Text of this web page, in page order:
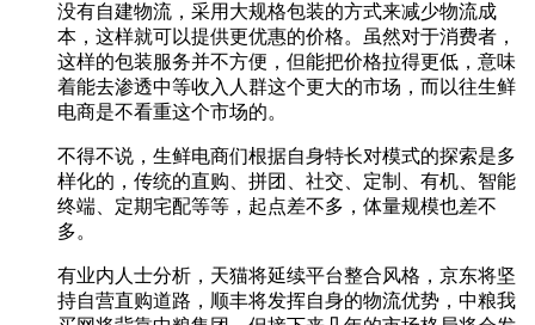
没有自建物流，采用大规格包装的方式来减少物流成
本，这样就可以提供更优惠的价格。虽然对于消费者，
这样的包装服务并不方便，但能把价格拉得更低，意味
着能去渗透中等收入人群这个更大的市场，而以往生鲜
电商是不看重这个市场的。
不得不说，生鲜电商们根据自身特长对模式的探索是多
样化的，传统的直购、拼团、社交、定制、有机、智能
终端、定期宅配等等，起点差不多，体量规模也差不
多。
有业内人士分析，天猫将延续平台整合风格，京东将坚
持自营直购道路，顺丰将发挥自身的物流优势，中粮我